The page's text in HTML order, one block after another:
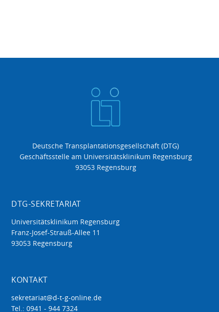
Deutsche Transplantationsgesellschaft (DTG)
Geschäftsstelle am Universitätsklinikum Regensburg
93053 Regensburg
DTG-SEKRETARIAT
Universitätsklinikum Regensburg
Franz-Josef-Strauß-Allee 11
93053 Regensburg
KONTAKT
sekretariat@d-t-g-online.de
Tel.: 0941 - 944 7324